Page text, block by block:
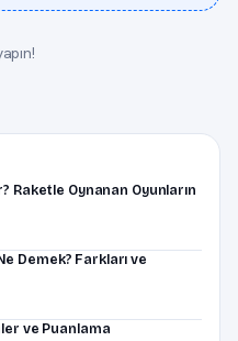
Raketle Oynanan Oyunların
Demek? Farkları ve
ve Puanlama